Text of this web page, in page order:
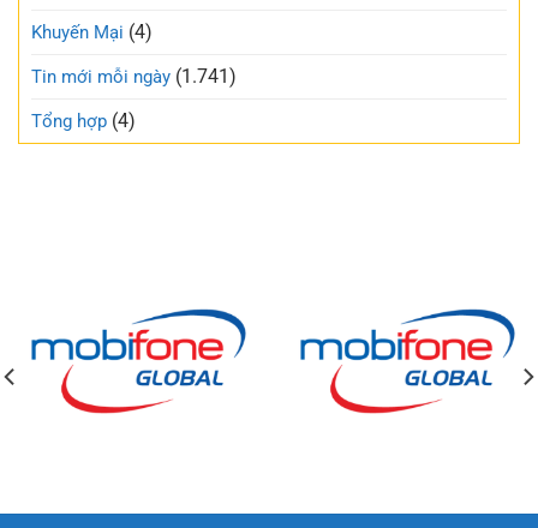
Khuyến Mại (4)
Tin mới mỗi ngày (1.741)
Tổng hợp (4)